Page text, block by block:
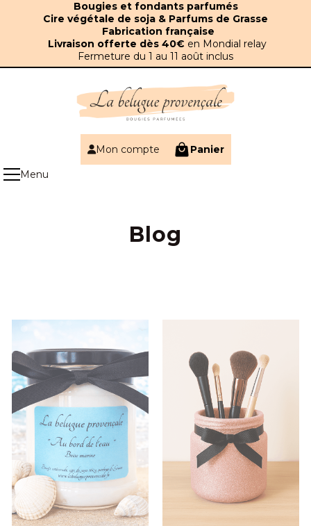
Bougies et fondants parfumés
Cire végétale de soja & Parfums de Grasse
Fabrication française
Livraison offerte dès 40€ en Mondial relay
Fermeture du 1 au 11 août inclus
Mon compte Panier
Blog
Panneau de gestion des cookies